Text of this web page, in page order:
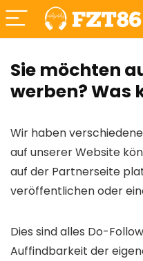
Sie möchten
werben? Was
Wir haben
auf unserer Website
auf der Partnerseite
veröffentlichen oder
Dies sind alles Do-
Auffindbarkeit der